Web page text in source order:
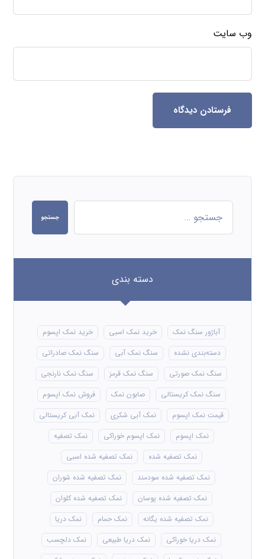
وب‌ سایت
فرستادن دیدگاه
جستجو
دسته بندی
آباژور سنگ نمک خرید نمک اسبی
خرید نمک اپسوم
دسته‌بندی نشده
سنگ نمک آبی
سنگ نمک صادراتی
سنگ نمک صورتی
سنگ نمک قرمز
سنگ نمک نارنجی
سنگ نمک کریستالی
صابون نمک
فروش نمک اپسوم
قیمت نمک اپسوم
نمک آبی شکری
نمک آبی کریستالی
نمک اپسوم
نمک اپسوم خوراکی
نمک تصفیه
نمک تصفیه شده
نمک تصفیه شده اسبی
نمک تصفیه شده سودمند
نمک تصفیه شده شوران
نمک تصفیه شده پوسان
نمک تصفیه شده کلوان
نمک تصفیه شده یگانه
نمک حمام
نمک دریا
نمک دریا خوراکی
نمک دریا طبیعی
نمک دلچسب